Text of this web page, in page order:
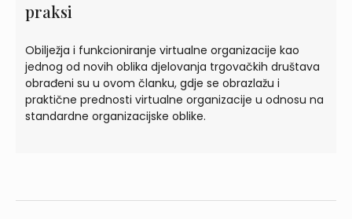
praksi
Obilježja i funkcioniranje virtualne organizacije kao
jednog od novih oblika djelovanja trgovačkih društava
obrađeni su u ovom članku, gdje se obrazlažu i
praktične prednosti virtualne organizacije u odnosu na
standardne organizacijske oblike.